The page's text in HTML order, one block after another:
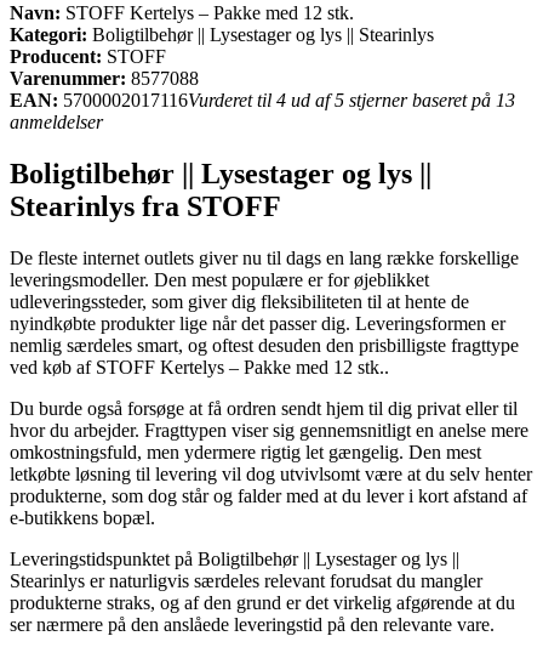
Navn: STOFF Kertelys – Pakke med 12 stk.
Kategori: Boligtilbehør || Lysestager og lys || Stearinlys
Producent: STOFF
Varenummer: 8577088
EAN: 5700002017116Vurderet til 4 ud af 5 stjerner baseret på 13
anmeldelser
Boligtilbehør || Lysestager og lys ||
Stearinlys fra STOFF
De fleste internet outlets giver nu til dags en lang række forskellige
leveringsmodeller. Den mest populære er for øjeblikket
udleveringssteder, som giver dig fleksibiliteten til at hente de
nyindkøbte produkter lige når det passer dig. Leveringsformen er
nemlig særdeles smart, og oftest desuden den prisbilligste fragttype
ved køb af STOFF Kertelys – Pakke med 12 stk..
Du burde også forsøge at få ordren sendt hjem til dig privat eller til
hvor du arbejder. Fragttypen viser sig gennemsnitligt en anelse mere
omkostningsfuld, men ydermere rigtig let gængelig. Den mest
letkøbte løsning til levering vil dog utvivlsomt være at du selv henter
produkterne, som dog står og falder med at du lever i kort afstand af
e-butikkens bopæl.
Leveringstidspunktet på Boligtilbehør || Lysestager og lys ||
Stearinlys er naturligvis særdeles relevant forudsat du mangler
produkterne straks, og af den grund er det virkelig afgørende at du
ser nærmere på den anslåede leveringstid på den relevante vare.